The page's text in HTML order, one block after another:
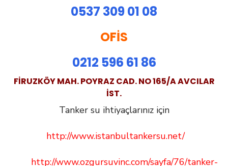
0537 309 01 08
OFİS
0212 596 61 86
FIRUZKÖY MAH. POYRAZ CAD. NO 165/A AVCILAR
IST.
Tanker su ihtiyaçlarınız için
http://www.istanbultankersu.net/
http://www.ozgursuvinc.com/sayfa/76/tanker-